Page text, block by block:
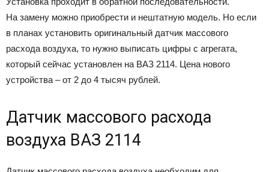
На замену можно приобрести и нештатную модель. Но если
в планах установить оригинальный датчик массового
расхода воздуха, то нужно выписать цифры с агрегата,
который сейчас установлен на ВАЗ 2114. Цена нового
устройства – от 2 до 4 тысяч рублей.
Датчик массового расхода
воздуха ВАЗ 2114